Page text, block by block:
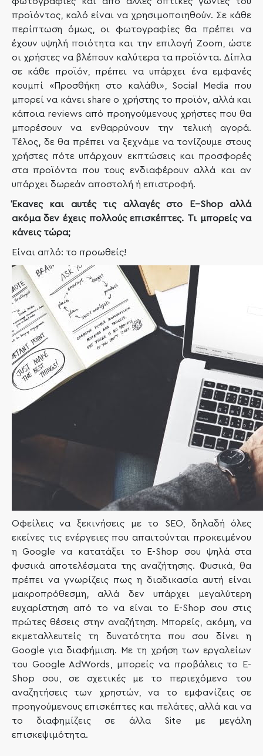
προϊόντος, καλό είναι να χρησιμοποιηθούν. Σε κάθε
περίπτωση όμως, οι φωτογραφίες θα πρέπει να
έχουν υψηλή ποιότητα και την επιλογή Zoom, ώστε
οι χρήστες να βλέπουν καλύτερα τα προϊόντα. Δίπλα
σε κάθε προϊόν, πρέπει να υπάρχει ένα εμφανές
κουμπί «Προσθήκη στο καλάθι», Social Media που
μπορεί να κάνει share ο χρήστης το προϊόν, αλλά και
κάποια reviews από προηγούμενους χρήστες που θα
μπορέσουν να ενθαρρύνουν την τελική αγορά.
Τέλος, δε θα πρέπει να ξεχνάμε να τονίζουμε στους
χρήστες πότε υπάρχουν εκπτώσεις και προσφορές
στα προϊόντα που τους ενδιαφέρουν αλλά και αν
υπάρχει δωρεάν αποστολή ή επιστροφή.
Έκανες και αυτές τις αλλαγές στο E–Shopαλλά
ακόμα δεν έχεις πολλούς επισκέπτες. Τι μπορείς να
κάνεις τώρα;
Είναι απλό: το προωθείς!
Οφείλεις να ξεκινήσεις με το SEO, δηλαδή όλες
εκείνες τις ενέργειες που απαιτούνται προκειμένου
η Google να κατατάξει το E-Shop σου ψηλά στα
φυσικά αποτελέσματα της αναζήτησης. Φυσικά, θα
πρέπει να γνωρίζεις πως η διαδικασία αυτή είναι
μακροπρόθεσμη, αλλά δεν υπάρχει μεγαλύτερη
ευχαρίστηση από το να είναι το E-Shop σου στις
πρώτες θέσεις στην αναζήτηση. Μπορείς, ακόμη, να
εκμεταλλευτείς τη δυνατότητα που σου δίνει η
Google για διαφήμιση. Με τη χρήση των εργαλείων
του Google AdWords, μπορείς να προβάλεις το E-
Shop σου, σε σχετικές με το περιεχόμενο του
αναζητήσεις των χρηστών, να το εμφανίζεις σε
προηγούμενους επισκέπτες και πελάτες, αλλά και να
το διαφημίζεις σε άλλα Site με μεγάλη
επισκεψιμότητα.